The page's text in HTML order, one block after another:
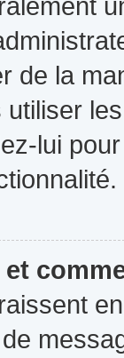
de la
lui